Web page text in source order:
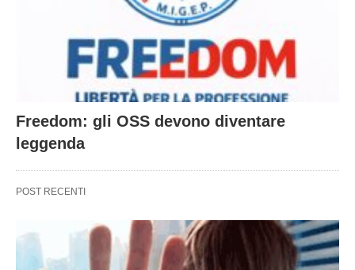
Freedom: gli OSS devono diventare
leggenda
POST RECENTI